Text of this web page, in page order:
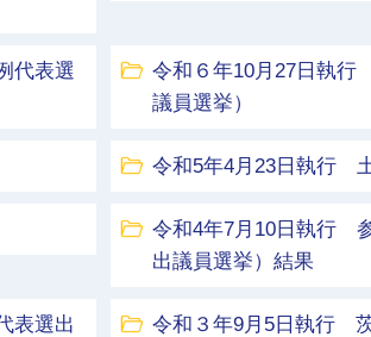
代表選
令和６年10月27日執行
議員選挙）
令和5年4月23日執行
令和4年7月10日執行
出議員選挙）結果
表選出
令和３年9月5日執行